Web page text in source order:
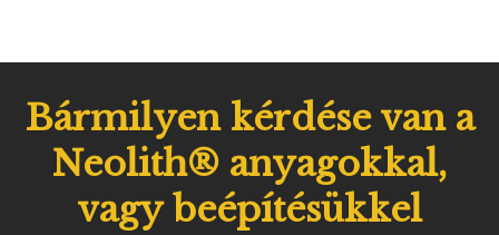
Bármilyen kérdése van a
Neolith® anyagokkal,
vagy beépítésükkel